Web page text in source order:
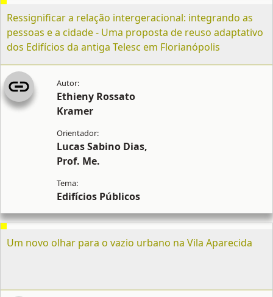
Ressignificar a relação intergeracional: integrando as
pessoas e a cidade - Uma proposta de reuso adaptativo
dos Edifícios da antiga Telesc em Florianópolis
Ethieny Rossato
Kramer
Lucas Sabino Dias,
Prof. Me.
Edifícios Públicos
Um novo olhar para o vazio urbano na Vila Aparecida